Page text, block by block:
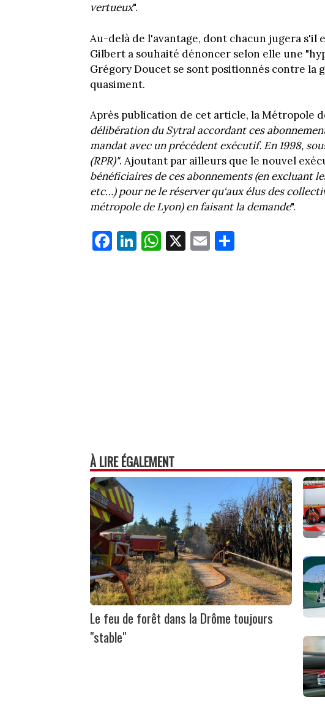
vertueux".
Au-delà de l'avantage, dont chacun jugera s'il
Gilbert a souhaité dénoncer selon elle une
Grégory Doucet se sont positionnés contre la
quasiment.
Après publication de cet article, la Métropole
délibération du Sytral accordant ces
mandat avec un précédent exécutif. En 1998,
(RPR)". Ajoutant par ailleurs que le nouvel
bénéficiaires de ces abonnements (en excluant
etc…) pour ne le réserver qu‘aux élus des
métropole de Lyon) en faisant la demande".
Fa
ce
Li
nk
W
ha
X E
m
À LIRE ÉGALEMENT
Le feu de forêt dans la Drôme toujours
"stable"